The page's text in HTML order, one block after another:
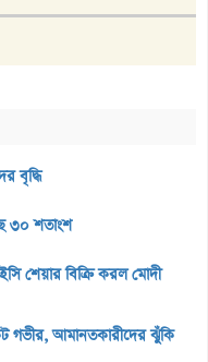
বৃদ্ধি
৩০ শতাংশ
শেয়ার বিক্রি করল মোদী
গভীর, আমানতকারীদের ঝুঁকি